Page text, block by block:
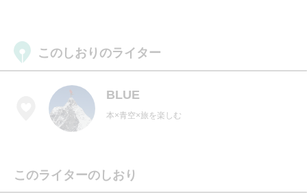
このしおりのライター
BLUE
本×青空×旅を楽しむ
このライターのしおり